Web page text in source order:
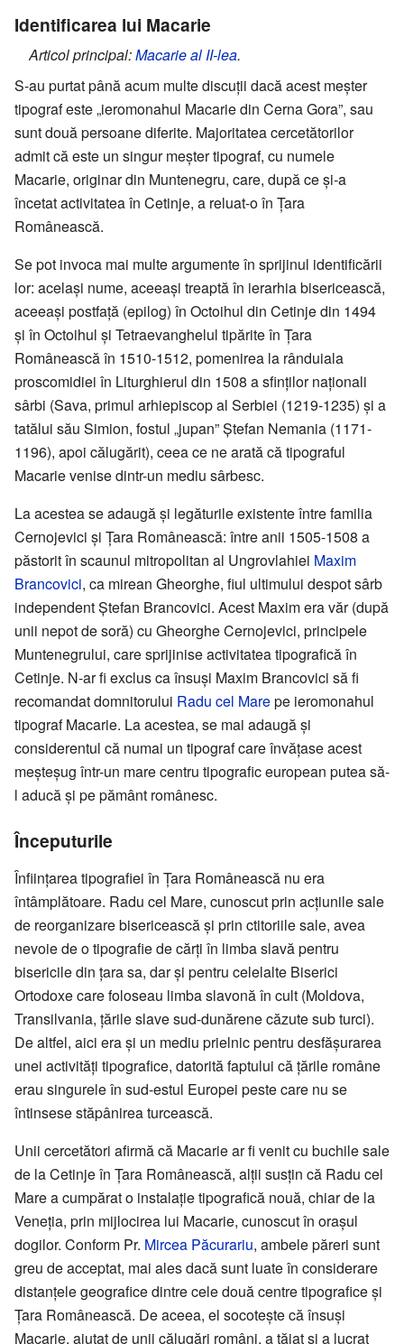
Identificarea lui Macarie
Articol principal:Macarie al II-lea.
S-au purtat până acum multe discuții dacă acest meșter
tipograf este „ieromonahul Macarie din Cerna Gora”, sau
sunt două persoane diferite. Majoritatea cercetătorilor
admit că este un singur meșter tipograf, cu numele
Macarie, originar din Muntenegru, care, după ce și-a
încetat activitatea în Cetinje, a reluat-o în Țara
Românească.
Se pot invoca mai multe argumente în sprijinul identificării
lor: același nume, aceeași treaptă în ierarhia bisericească,
aceeași postfață (epilog) în Octoihul din Cetinje din 1494
și în Octoihul și Tetraevanghelul tipărite în Țara
Românească în 1510-1512, pomenirea la rânduiala
proscomidiei în Liturghierul din 1508 a sfinților naționali
sârbi (Sava, primul arhiepiscop al Serbiei (1219-1235) și a
tatălui său Simion, fostul „jupan” Ștefan Nemania (1171-
1196), apoi călugărit), ceea ce ne arată că tipograful
Macarie venise dintr-un mediu sârbesc.
La acestea se adaugă și legăturile existente între familia
Cernojevici și Țara Românească: între anii 1505-1508 a
păstorit în scaunul mitropolitan al Ungrovlahiei Maxim
Brancovici, ca mirean Gheorghe, fiul ultimului despot sârb
independent Ștefan Brancovici. Acest Maxim era văr (după
unii nepot de soră) cu Gheorghe Cernojevici, principele
Muntenegrului, care sprijinise activitatea tipografică în
Cetinje. N-ar fi exclus ca însuși Maxim Brancovici să fi
recomandat domnitorului Radu cel Marepe ieromonahul
tipograf Macarie. La acestea, se mai adaugă și
considerentul că numai un tipograf care învățase acest
meșteșug într-un mare centru tipografic european putea să-
l aducă și pe pământ românesc.
Începuturile
Înființarea tipografiei în Țara Românească nu era
întâmplătoare. Radu cel Mare, cunoscut prin acțiunile sale
de reorganizare bisericească și prin ctitoriile sale, avea
nevoie de o tipografie de cărți în limba slavă pentru
bisericile din țara sa, dar și pentru celelalte Biserici
Ortodoxe care foloseau limba slavonă în cult (Moldova,
Transilvania, țările slave sud-dunărene căzute sub turci).
De altfel, aici era și un mediu prielnic pentru desfășurarea
unei activități tipografice, datorită faptului că țările române
erau singurele în sud-estul Europei peste care nu se
întinsese stăpânirea turcească.
Unii cercetători afirmă că Macarie ar fi venit cu buchile sale
de la Cetinje în Țara Românească, alții susțin că Radu cel
Mare a cumpărat o instalație tipografică nouă, chiar de la
Veneția, prin mijlocirea lui Macarie, cunoscut în orașul
dogilor. Conform Pr. Mircea Păcurariu, ambele păreri sunt
greu de acceptat, mai ales dacă sunt luate în considerare
distanțele geografice dintre cele două centre tipografice și
Țara Românească. De aceea, el socotește că însuși
Macarie, ajutat de unii călugări români, a tăiat și a lucrat